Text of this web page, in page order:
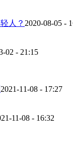
人？ 2020-08-05 -
02 - 21:15
2021-11-08 - 17:27
11-08 - 16:32